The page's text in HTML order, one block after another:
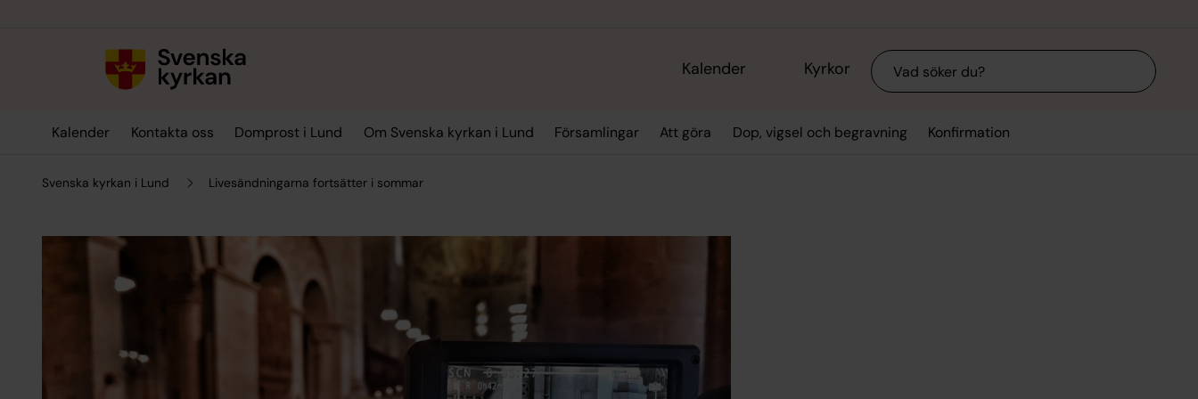
Kalender Kyrkor Sök
Kalender Kontakta oss Domprost i Lund Om Svenska kyrkan i Lund Församlingar Att göra Dop, vigsel och begravning Konfirmation
Svenska kyrkan i Lund Livesändningarna fortsätter i sommar